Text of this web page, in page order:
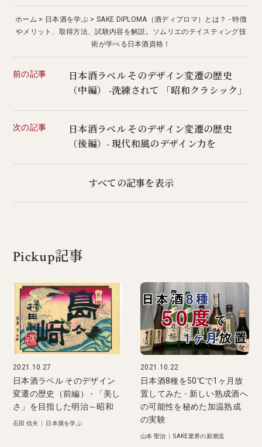
ホーム 日本酒を学ぶ
SAKE DIPLOMA（酒ディプロマ）とは？ - 特徴
やメリット、取得方法、試験内容を解説。ソムリエのテイスティング技
術が学べる日本酒資格！
前の記事
日本酒ラベル そのデザイン変遷の歴史
（中編） -洗練されて 「昭和クラシック」
次の記事
日本酒ラベル そのデザイン変遷の歴史
（後編）- 現代和風のデザイン力を
すべての記事を表示
Pickup記事
2021.10.27
日本酒ラベル そのデザイン
変遷の歴史（前編） - 「美し
さ」を目指した明治～昭和
石田 信夫 日本酒を学ぶ
2021.10.22
日本酒8種を50℃で1ヶ月放
置してみた - 新しい熟成酒へ
の可能性を秘めた加温熟成
の実験
山本 聖治 |SAKE業界の新潮流